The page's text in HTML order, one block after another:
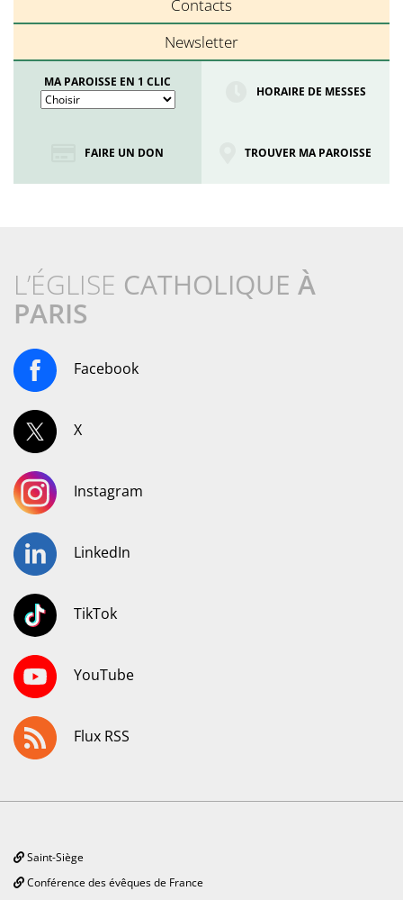
Contacts
Newsletter
MA PAROISSE EN 1 CLIC
HORAIRE DE MESSES
FAIRE UN DON TROUVER MA PAROISSE
L’ÉGLISE CATHOLIQUE À
PARIS
Facebook
X
Instagram
LinkedIn
TikTok
YouTube
Flux RSS
Saint-Siège
Conférence des évêques de France